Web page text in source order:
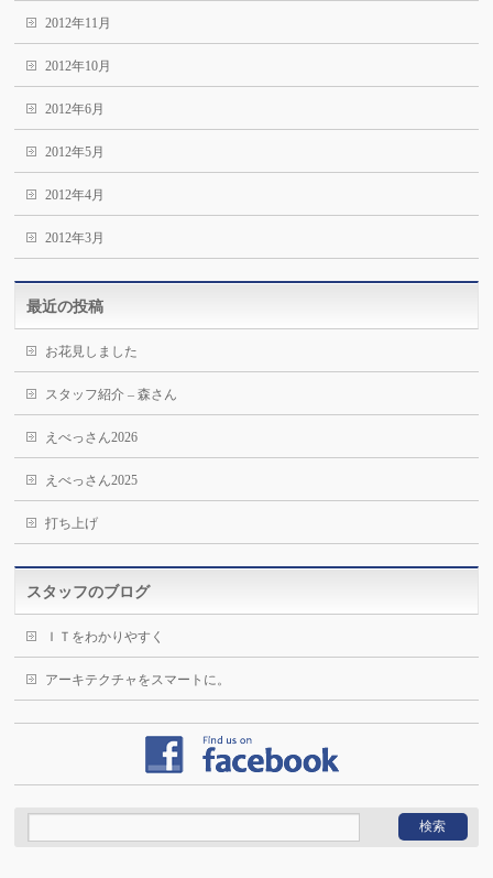
2012年11月
2012年10月
2012年6月
2012年5月
2012年4月
2012年3月
最近の投稿
お花見しました
スタッフ紹介 – 森さん
えべっさん2026
えべっさん2025
打ち上げ
スタッフのブログ
ＩＴをわかりやすく
アーキテクチャをスマートに。